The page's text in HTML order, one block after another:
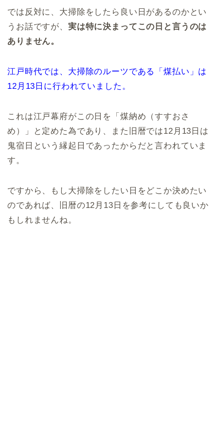
では反対に、大掃除をしたら良い日があるのかとい
うお話ですが、 実は特に決まってこの日と言うのは
ありません。
江戸時代では、大掃除のルーツである「煤払い」は
12月13日に行われていました。
これは江戸幕府がこの日を「煤納め（すすおさ
め）」と定めた為であり、また旧暦では12月13日は
鬼宿日という縁起日であったからだと言われていま
す。
ですから、もし大掃除をしたい日をどこか決めたい
のであれば、旧暦の12月13日を参考にしても良いか
もしれませんね。